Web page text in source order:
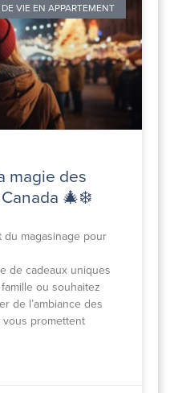
VIE EN APPARTEMENT
magie des
🎄❄️
magasinage pour
de cadeaux uniques
ou souhaitez
de l’ambiance des
promettent